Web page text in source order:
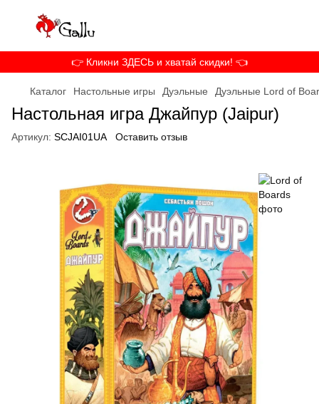
👉 Кликни ЗДЕСЬ и хватай скидки! 👈
Каталог Настольные игры Дуэльные Дуэльные Lord of
Настольная игра Джайпур (Jaipur)
Артикул: SCJAI01UA Оставить отзыв